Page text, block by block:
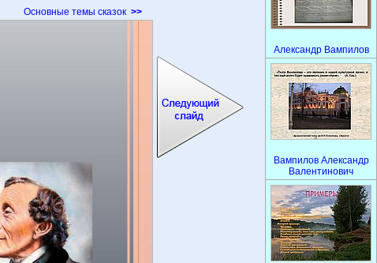
Основные темы сказок >>
Александр Вампилов
Вампилов Александр
Валентинович